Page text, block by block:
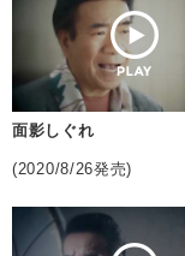
面影しぐれ
(2020/8/26発売)